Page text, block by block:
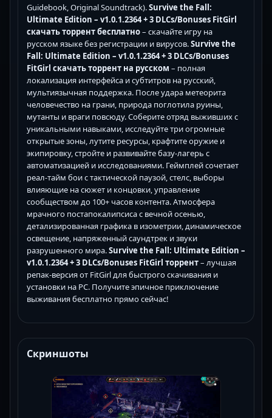
Guidebook, Original Soundtrack).Survive the Fall:
Ultimate Edition – v1.0.1.2364 + 3 DLCs/Bonuses FitGirl
скачать торрент бесплатно– скачайте игру на
русском языке без регистрации и вирусов.Survive the
Fall: Ultimate Edition – v1.0.1.2364 + 3 DLCs/Bonuses
FitGirl скачать торрент на русском – полная
локализация интерфейса и субтитров на русский,
мультиязычная поддержка. После удара метеорита
человечество на грани, природа поглотила руины,
мутанты и враги повсюду. Соберите отряд выживших с
уникальными навыками, исследуйте три огромные
открытые зоны, лутите ресурсы, крафтите оружие и
экипировку, стройте и развивайте базу-лагерь с
автоматизацией и исследованиями. Геймплей сочетает
реал-тайм бои с тактической паузой, стелс, выборы
влияющие на сюжет и концовки, управление
сообществом до 100+ часов контента. Атмосфера
мрачного постапокалипсиса с вечной осенью,
детализированная графика в изометрии, динамическое
освещение, напряженный саундтрек и звуки
разрушенного мира.Survive the Fall: Ultimate Edition –
v1.0.1.2364 + 3 DLCs/Bonuses FitGirl торрент– лучшая
репак-версия от FitGirl для быстрого скачивания и
установки на PC. Получите эпичное приключение
выживания бесплатно прямо сейчас!
Скриншоты